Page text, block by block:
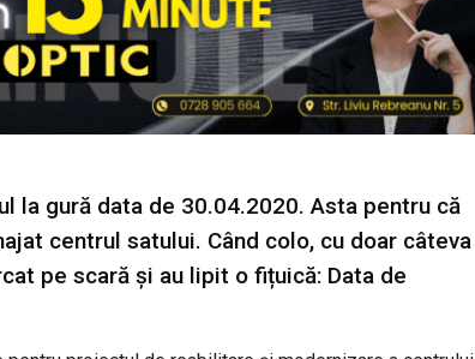
la gură data de 30.04.2020. Asta pentru că
centrul satului. Când colo, cu doar câteva
pe scară și au lipit o fițuică: Data de